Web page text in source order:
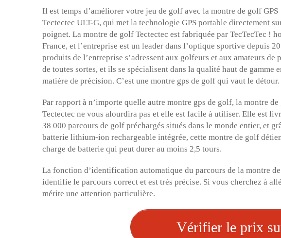
Il est temps d’améliorer votre jeu de golf avec la montre de golf GPS
Tectectec ULT-G, qui met la technologie GPS portable directement
poignet. La montre de golf Tectectec est fabriquée par TecTecTec !
France, et l’entreprise est un leader dans l’optique sportive depuis
produits de l’entreprise s’adressent aux golfeurs et aux amateurs de
de toutes sortes, et ils se spécialisent dans la qualité haut de gamme
matière de précision. C’est une montre gps de golf qui vaut le détour.
Par rapport à n’importe quelle autre montre gps de golf, la montre
Tectectec ne vous alourdira pas et elle est facile à utiliser. Elle est
38 000 parcours de golf préchargés situés dans le monde entier, et
batterie lithium-ion rechargeable intégrée, cette montre de golf
charge de batterie qui peut durer au moins 2,5 tours.
La fonction d’identification automatique du parcours de la montre
identifie le parcours correct et est très précise. Si vous cherchez à
mérite une attention particulière.
Vérifier le prix